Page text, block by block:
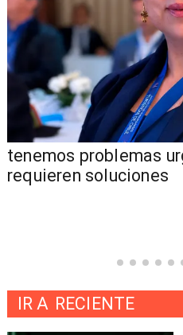
tenemos problemas
requieren soluciones
IR A RECIENTE